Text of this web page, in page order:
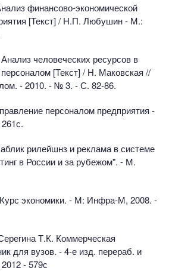
финансово-экономической
[Текст] / Н.П. Любушин - М.:
человеческих ресурсов в
[Текст] / Н. Маковская //
- 2010. - № 3. - С. 82-86.
персоналом предприятия -
рилейшнз и реклама в системе
в России и за рубежом". - М.
экономики. - М: Инфра-М, 2008. -
Т.К. Коммерческая
для вузов. - 4-е изд. перераб. и
- 579с